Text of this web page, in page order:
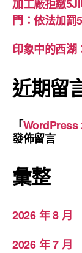
加工廠拒繳
門：依法加罰
印象中的西湖
近期留
「WordPress
發佈留言
彙整
2026 年 8 月
2026 年 7 月